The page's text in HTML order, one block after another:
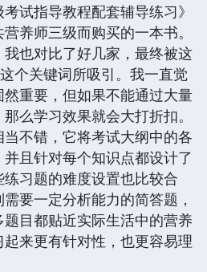
试指导教程配套辅导练习》
养师三级而购买的一本书。
也对比了好几家，最终被这
个关键词所吸引。我一直觉
重要，但如果不能通过大量
么学习效果就会大打折扣。
不错，它将考试大纲中的各
且针对每个知识点都设计了
习题的难度设置也比较合
要一定分析能力的简答题，
目都贴近实际生活中的营养
来更有针对性，也更容易理